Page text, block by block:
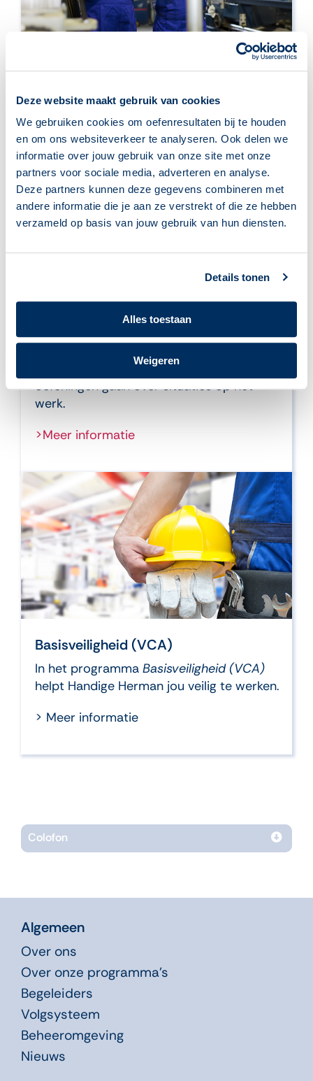
Deze website maakt gebruik van cookies
We gebruiken cookies om oefenresultaten bij te houden
en om ons websiteverkeer te analyseren. Ook delen we
informatie over jouw gebruik van onze site met onze
partners voor sociale media, adverteren en analyse.
Deze partners kunnen deze gegevens combineren met
andere informatie die je aan ze verstrekt of die ze hebben
verzameld op basis van jouw gebruik van hun diensten.
Details tonen
Alles toestaan
Weigeren
leer wat de regels op de werkvloer zijn.
> Meer informatie
Lees en Schrijf! Taal op je werk
Oefen met lezen, schrijven en spelling. De
oefeningen gaan over situaties op het
werk.
>Meer informatie
Basisveiligheid (VCA)
In het programma Basisveiligheid (VCA)
helpt Handige Herman jou veilig te werken.
> Meer informatie
Colofon
Algemeen
Over ons
Over onze programma’s
Begeleiders
Volgsysteem
Beheeromgeving
Nieuws